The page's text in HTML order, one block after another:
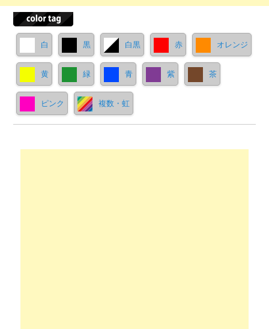
白 黒 白黒 赤 オレンジ
黄 緑 青 紫 茶
ピンク 複数・虹